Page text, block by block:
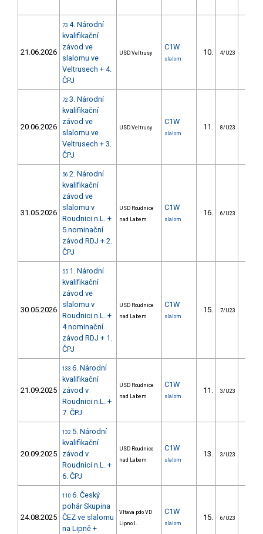
21.06.2026
73 4. Národní
kvalifikační
závod ve
slalomu ve
Veltrusech + 4.
ČPJ
USD Veltrusy
C1W
slalom
10. 4/U23
20.06.2026
72 3. Národní
kvalifikační
závod ve
slalomu ve
Veltrusech + 3.
ČPJ
USD Veltrusy
C1W
slalom
11. 8/U23
31.05.2026
56 2. Národní
kvalifikační
závod ve
slalomu v
Roudnici n.L. +
5.nominační
závod RDJ + 2.
ČPJ
USD Roudnice
nad Labem
C1W
slalom
16. 6/U23
30.05.2026
55 1. Národní
kvalifikační
závod ve
slalomu v
Roudnici n.L. +
4.nominační
závod RDJ + 1.
ČPJ
USD Roudnice
nad Labem
C1W
slalom
15. 7/U23
21.09.2025
133 6. Národní
kvalifikační
závod v
Roudnici n.L. +
7. ČPJ
USD Roudnice
nad Labem
C1W
slalom
11. 3/U23
20.09.2025
132 5. Národní
kvalifikační
závod v
Roudnici n.L. +
6. ČPJ
USD Roudnice
nad Labem
C1W
slalom
13. 3/U23
24.08.2025
110 6. Český
pohár Skupina
ČEZ ve slalomu
na Lipně +
Vltava pdo VD
Lipno I.
C1W
slalom
15. 6/U23